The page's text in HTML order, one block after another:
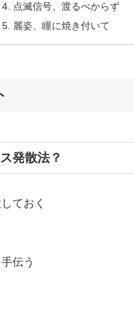
点滅信号、渡るべからず
麗姿、瞳に焼き付いて
発散法？
ておく
伝う